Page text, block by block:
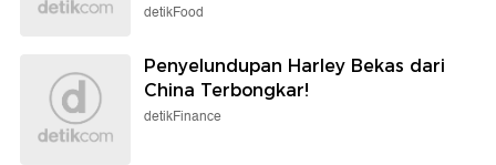
detikFood
Penyelundupan Harley Bekas dari
China Terbongkar!
detikFinance